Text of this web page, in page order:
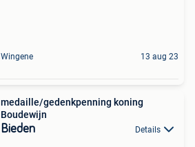
Wingene 13 aug 23
medaille/gedenkpenning koning
Boudewijn
Bieden Details